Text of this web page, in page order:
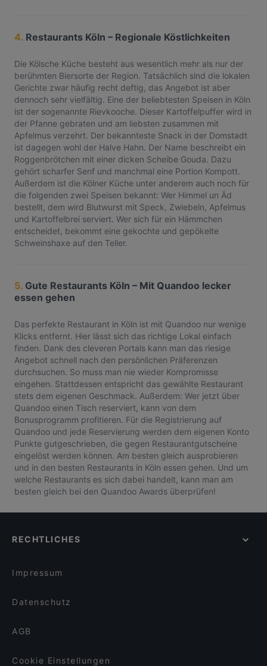
4. Restaurants Köln – Regionale Köstlichkeiten
Die Kölsche Küche besteht aus wesentlich mehr als nur der
berühmten Biersorte der Region. Tatsächlich sind die lokalen
Gerichte zwar häufig recht deftig, das Angebot ist aber
dennoch sehr vielfältig. Eine der beliebtesten Speisen in Köln
ist der sogenannte Rievkooche. Dieser Kartoffelpuffer wird in
der Pfanne gebraten und am liebsten zusammen mit
Apfelmus verzehrt. Der bekannteste Snack in der Domstadt
ist dagegen wohl der Halve Hahn. Der Name beschreibt ein
Roggenbrötchen mit einer dicken Scheibe Gouda. Dazu
gehört scharfer Senf und manchmal eine Portion Kompott.
Außerdem ist die Kölner Küche unter anderem auch noch für
die folgenden zwei Speisen bekannt: Wer Himmel un Äd
bestellt, dem wird Blutwurst mit Speck, Zwiebeln, Apfelmus
und Kartoffelbrei serviert. Wer sich für ein Hämmchen
entscheidet, bekommt eine gekochte und gepökelte
Schweinshaxe auf den Teller.
5. Gute Restaurants Köln – Mit Quandoo lecker
essen gehen
Das perfekte Restaurant in Köln ist mit Quandoo nur wenige
Klicks entfernt. Hier lässt sich das richtige Lokal einfach
finden. Dank des cleveren Portals kann man das riesige
Angebot schnell nach den persönlichen Präferenzen
durchsuchen. So muss man nie wieder Kompromisse
eingehen. Stattdessen entspricht das gewählte Restaurant
stets dem eigenen Geschmack. Außerdem: Wer jetzt über
Quandoo einen Tisch reserviert, kann von dem
Bonusprogramm profitieren. Für die Registrierung auf
Quandoo und jede Reservierung werden dem eigenen Konto
Punkte gutgeschrieben, die gegen Restaurantgutscheine
eingelöst werden können. Am besten gleich ausprobieren
und in den besten Restaurants in Köln essen gehen. Und um
welche Restaurants es sich dabei handelt, kann man am
besten gleich bei den Quandoo Awards überprüfen!
RECHTLICHES
Impressum
Datenschutz
AGB
Cookie Einstellungen